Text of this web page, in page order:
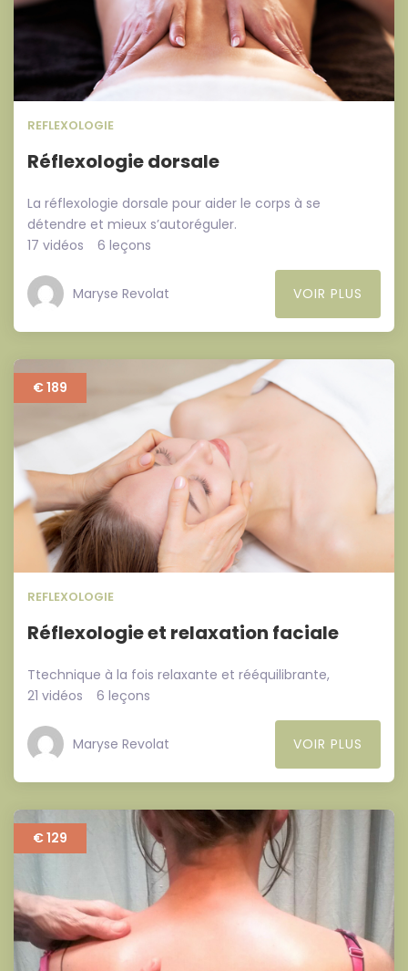
REFLEXOLOGIE
Réflexologie dorsale
La réflexologie dorsale pour aider le corps à se
détendre et mieux s’autoréguler.
17 vidéos
6 leçons
Maryse Revolat VOIR PLUS
€ 189
REFLEXOLOGIE
Réflexologie et relaxation faciale
Ttechnique à la fois relaxante et rééquilibrante,
21 vidéos
6 leçons
Maryse Revolat VOIR PLUS
€ 129